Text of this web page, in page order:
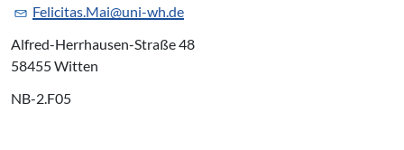
Felicitas.Mai@uni-wh.de
Alfred-Herrhausen-Straße 48
58455 Witten
NB-2.F05